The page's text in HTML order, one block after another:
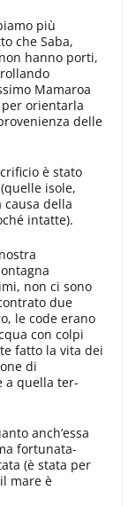
più
che Saba,
hanno porti,
Mamaroa
per orientarla
delle
è stato
isole,
della
intatte).
non ci sono
due
le code erano
con colpi
fatto la vita dei
di
a quella ter­
anch’essa
fortunata­
(è stata per
mare è